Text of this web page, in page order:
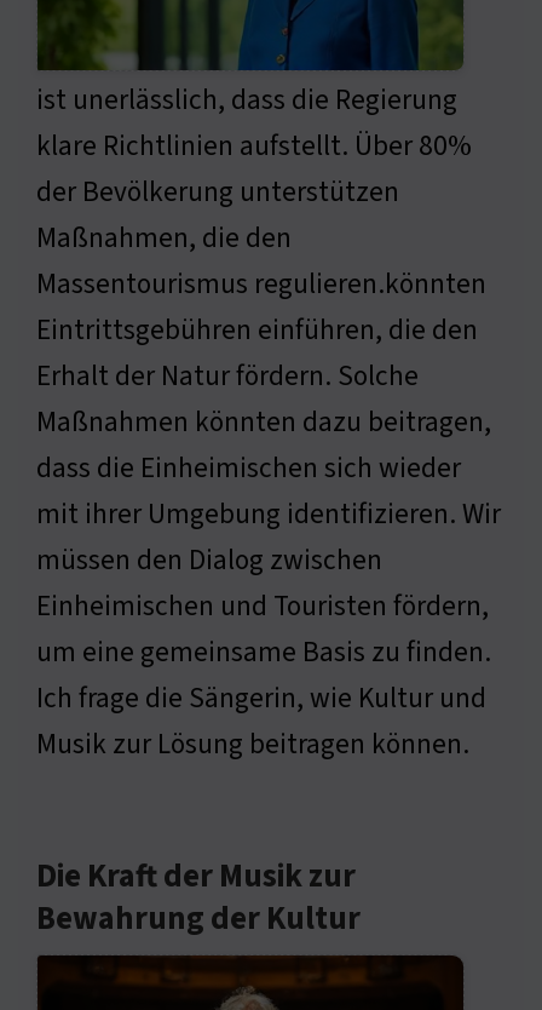
ist unerlässlich, dass die Regierung
klare Richtlinien aufstellt. Über 80%
der Bevölkerung unterstützen
Maßnahmen, die den
Massentourismus regulieren.könnten
Eintrittsgebühren einführen, die den
Erhalt der Natur fördern. Solche
Maßnahmen könnten dazu beitragen,
dass die Einheimischen sich wieder
mit ihrer Umgebung identifizieren. Wir
müssen den Dialog zwischen
Einheimischen und Touristen fördern,
um eine gemeinsame Basis zu finden.
Ich frage die Sängerin, wie Kultur und
Musik zur Lösung beitragen können.
Die Kraft der Musik zur
Bewahrung der Kultur